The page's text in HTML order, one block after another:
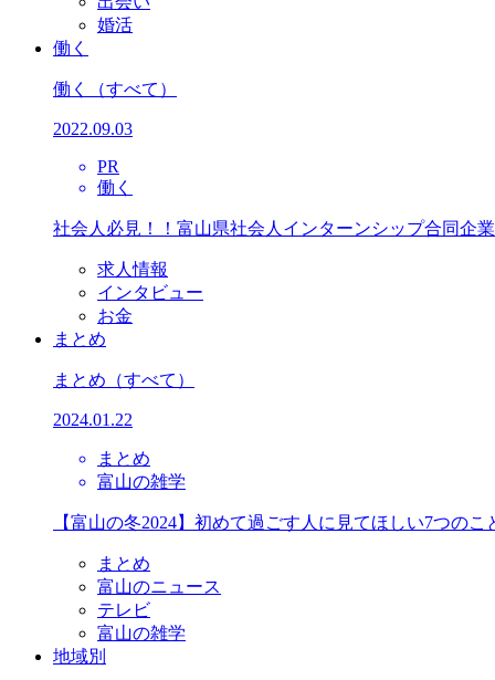
婚活
働く
働く （すべて）
2022.09.03
PR
働く
社会人必見！！富山県社会人インターンシップ合同企
求人情報
インタビュー
お金
まとめ
まとめ （すべて）
2024.01.22
まとめ
富山の雑学
【富山の冬2024】初めて過ごす人に見てほしい7つのこ
まとめ
富山のニュース
テレビ
富山の雑学
地域別